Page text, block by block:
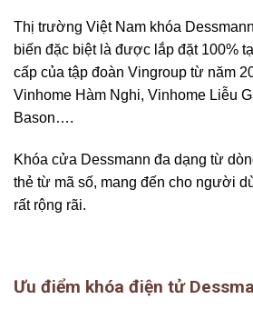
Thị trường Việt Nam khóa
biến đặc biệt là được lắp đặt 100%
cấp của tập đoàn Vingroup từ năm
Vinhome Hàm Nghi, Vinhome Liễu
Bason….
Khóa cửa Dessmann đa dạng từ
thẻ từ mã số, mang đến cho người
rất rộng rãi.
Ưu điểm khóa điện tử